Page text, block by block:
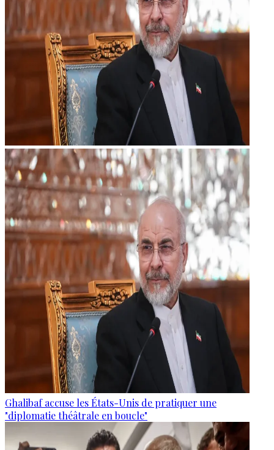
Ghalibaf accuse les États-Unis de pratiquer une
"diplomatie théâtrale en boucle"